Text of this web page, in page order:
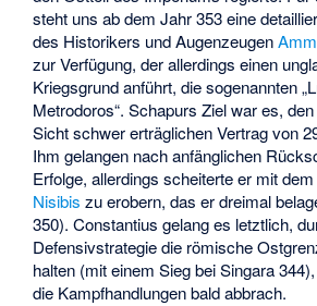
steht uns ab dem Jahr 353 eine
des Historikers und Augenzeugen
zur Verfügung, der allerdings einen
Kriegsgrund anführt, die sogenannten „
Metrodoros“. Schapurs Ziel war es,
Sicht schwer erträglichen Vertrag von
Ihm gelangen nach anfänglichen
Erfolge, allerdings scheiterte er mit
Nisibis zu erobern, das er dreimal
350). Constantius gelang es letztlich,
Defensivstrategie die römische
halten (mit einem Sieg bei Singara
die Kampfhandlungen bald abbrach.